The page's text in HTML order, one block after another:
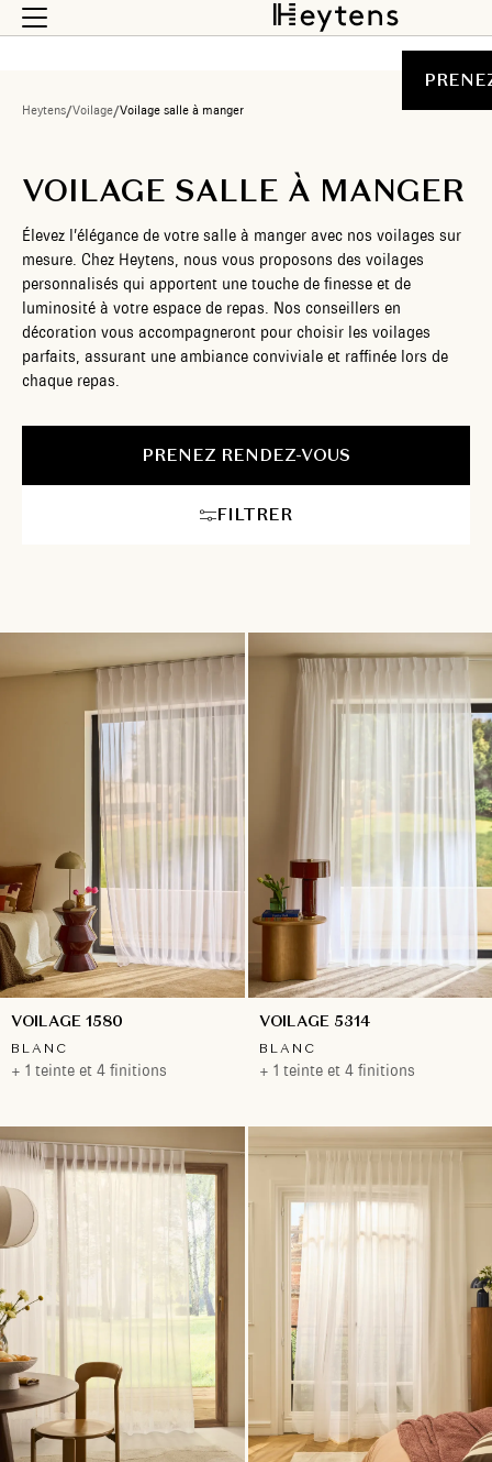
Heytens/Voilage/Voilage salle à manger
VOILAGE SALLE À MANGER
Élevez l’élégance de votre salle à manger avec nos voilages sur
mesure. Chez Heytens, nous vous proposons des voilages
personnalisés qui apportent une touche de finesse et de
luminosité à votre espace de repas. Nos conseillers en
décoration vous accompagneront pour choisir les voilages
parfaits, assurant une ambiance conviviale et raffinée lors de
chaque repas.
PRENEZ RENDEZ-VOUS
FILTRER
VOILAGE 1580
BLANC
+ 1 teinte et 4 finitions
VOILAGE 5314
BLANC
+ 1 teinte et 4 finitions